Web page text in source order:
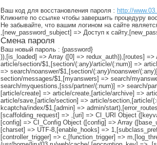
Ваш код для восстановления пароля : http://
Кликните по ссылке чтобы завершить процедуру
Не забывайте, что вашим логином на сайте
,[new_password_subject] => Доступ к
Смена пароля
Ваш новый пароль : {password}
)),[is_loaded] => Array ([0] => redux_auth)),[routes]
article/section/$1,[section/(:any)/article/(:num)] =>
=> search/noanswer/$1,[section/(:any)/noanswer/
section/messages/$1,[myanswers] => search/
search/myquestions,[sss/partner/(:num)] => search/
[article/create] => article/create,[article/archive] =>
article/save,[article/section] => article/section,[article/
kcaptcha/index/$1,[admin] => admin/
[scaffolding_request] => ,[uri] => CI_URI Object
[config] => CI_Config Object ([config] => Array
[charset] => UTF-8,[enable_hooks] =>
[controller_trigger] => c,[function_trigger] =>